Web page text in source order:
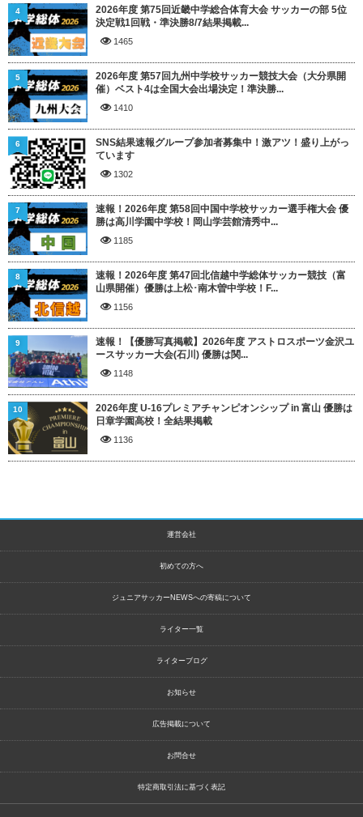
2026年度 第75回近畿中学総合体育大会 サッカーの部 5位
決定戦1回戦・準決勝8/7結果掲載...
1465
4
2026年度 第57回九州中学校サッカー競技大会（大分県開
催）ベスト4は全国大会出場決定！準決勝...
1410
5
SNS結果速報グループ参加者募集中！激アツ！盛り上がっ
ています
1302
6
速報！2026年度 第58回中国中学校サッカー選手権大会 優
勝は高川学園中学校！岡山学芸館清秀中...
1185
7
速報！2026年度 第47回北信越中学総体サッカー競技（富
山県開催）優勝は上松･南木曽中学校！F...
1156
8
速報！【優勝写真掲載】2026年度 アストロスポーツ金沢ユ
ースサッカー大会(石川) 優勝は関...
1148
9
2026年度 U-16プレミアチャンピオンシップ in 富山 優勝は
日章学園高校！全結果掲載
1136
10
運営会社
初めての方へ
ジュニアサッカーNEWSへの寄稿について
ライター一覧
ライターブログ
お知らせ
広告掲載について
お問合せ
特定商取引法に基づく表記